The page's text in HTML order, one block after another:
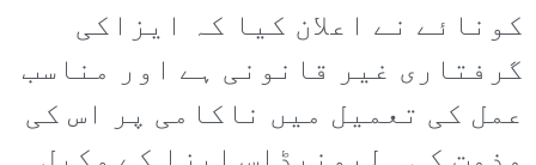
کونائے نے اعلان کیا کہ ایزاکی
گرفتاری غیر قانونی ہے اور مناسب
عمل کی تعمیل میں ناکامی پر اس کی